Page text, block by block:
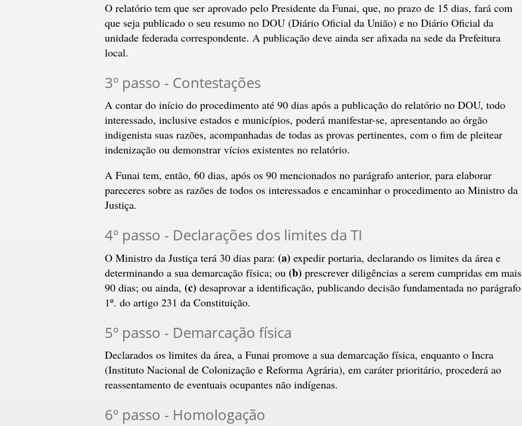
O relatório tem que ser aprovado pelo Presidente da Funai, que, no prazo de 15 dias, fará com
que seja publicado o seu resumo no DOU (Diário Oficial da União) e no Diário Oficial da
unidade federada correspondente. A publicação deve ainda ser afixada na sede da Prefeitura
local.
3º passo - Contestações
A contar do início do procedimento até 90 dias após a publicação do relatório no DOU, todo
interessado, inclusive estados e municípios, poderá manifestar-se, apresentando ao órgão
indigenista suas razões, acompanhadas de todas as provas pertinentes, com o fim de pleitear
indenização ou demonstrar vícios existentes no relatório.
A Funai tem, então, 60 dias, após os 90 mencionados no parágrafo anterior, para elaborar
pareceres sobre as razões de todos os interessados e encaminhar o procedimento ao Ministro da
Justiça.
4º passo - Declarações dos limites da TI
O Ministro da Justiça terá 30 dias para: (a) expedir portaria, declarando os limites da área e
determinando a sua demarcação física; ou(b)prescrever diligências a serem cumpridas em mais
90 dias; ou ainda, (c)desaprovar a identificação, publicando decisão fundamentada no parágrafo
1º. do artigo 231 da Constituição.
5º passo - Demarcação física
Declarados os limites da área, a Funai promove a sua demarcação física, enquanto o Incra
(Instituto Nacional de Colonização e Reforma Agrária), em caráter prioritário, procederá ao
reassentamento de eventuais ocupantes não indígenas.
6º passo - Homologação